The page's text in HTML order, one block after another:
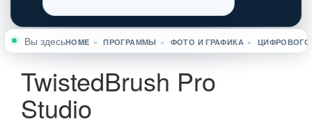
Вы здесьHOME » ПРОГРАММЫ » ФОТО И ГРАФИКА »
TwistedBrush Pro
Studio